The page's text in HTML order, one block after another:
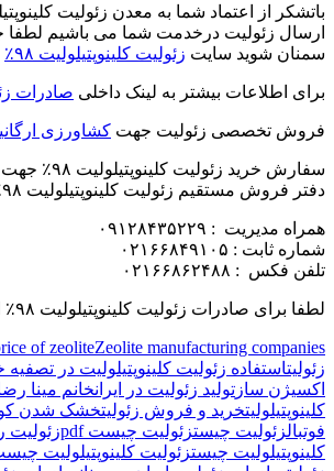
ارسال زئولیت درخدمت شما می باشیم لطفا
سمنان شوید سایت زئولیت کلینوپتیلولیت ۹۸٪
برای اطلاعات بیشتر به لینک داخلی صادرات
فروش تخصصی زئولیت جهت کشاورزی
سفارش خرید زئولیت کلینوپتیلولیت ۹۸٪ جهت صادرات از ایران و حواله خروج بار از معدن
دفتر فروش مستقیم زئولیت کلینوپتیلولیت ۹۸٪ سمنان خانم رضایی
همراه مدیریت : ۰۹۱۲۸۴۳۵۲۲۹
شماره ثابت : ۰۲۱۶۶۸۴۹۱۰۵
تلفن فکس : ۰۲۱۶۶۸۶۲۴۸۸
لطفا برای صادرات زئولیت کلینوپتیلولیت ۹۸٪ از سمنان به کلیه کشورها ابتدا با خانم رضایی هماهنگ نمایید
of zeoliteZeolite manufacturing companies
زئولیتاستفاده زئولیت کلینوپتیلولیت در تصفیه
اکسیژن ساز تولید زئولیت در ایرانخانم مینا
کلینوپتیلولیتخرید و فروش زئولیتخشک شدن کود
فوتبالزئولیت چیستزئولیت چیست pdf زئولیت
کلینوپتیلولیت چیستزئولیت کلینوپتیلولیت